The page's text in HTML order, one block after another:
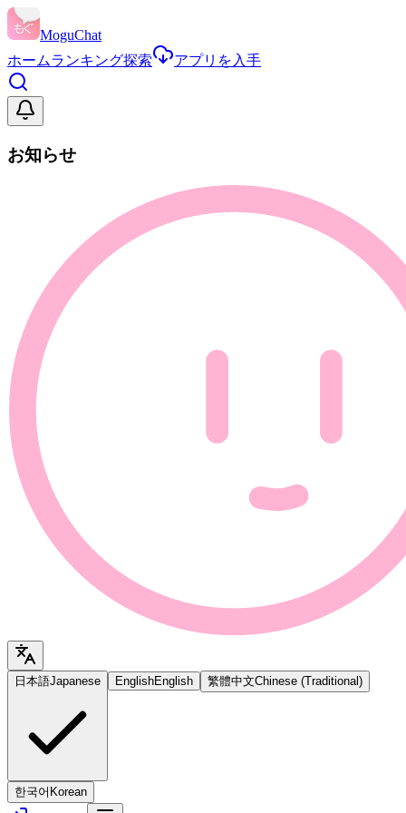
MoguChat
ホームランキング探索 アプリを入手
お知らせ
日本語Japanese EnglishEnglish 繁體中文Chinese (Traditional)
한국어 Korean